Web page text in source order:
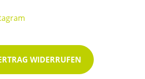
WIDERRUFEN